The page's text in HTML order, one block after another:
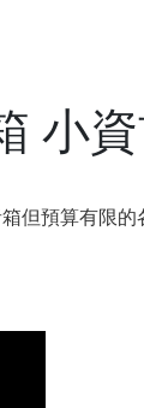
小
但預算有限的